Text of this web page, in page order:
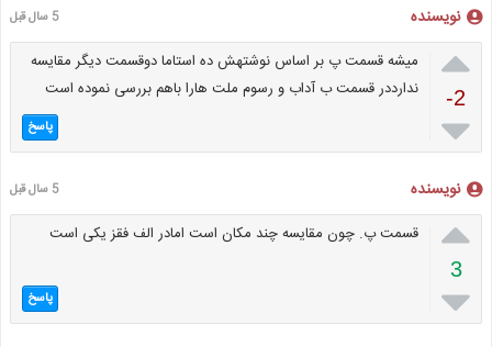
نویسنده 5 سال قبل

-2

میشه قسمت پ بر اساس نوشتهش ده استاما دوقسمت دیگر مقایسه
ندارددر قسمت ب آداب و رسوم ملت هارا باهم بررسی نموده است
پاسخ
نویسنده 5 سال قبل

3

قسمت پ. چون مقایسه چند مکان است امادر الف فقز یکی است
پاسخ